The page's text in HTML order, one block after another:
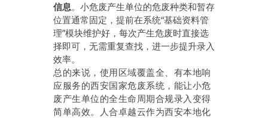
信息。小危废产生单位的危废种类和暂存
位置通常固定，提前在系统“基础资料管
理”模块维护好，每次产生危废时直接选
择即可，无需重复查找，进一步提升录入
效率。
总的来说，使用区域覆盖全、有本地响
应服务的西安国家危废系统，能让小危
废产生单位的全生命周期合规录入变得
简单高效。人合卓越云作为西安本地化